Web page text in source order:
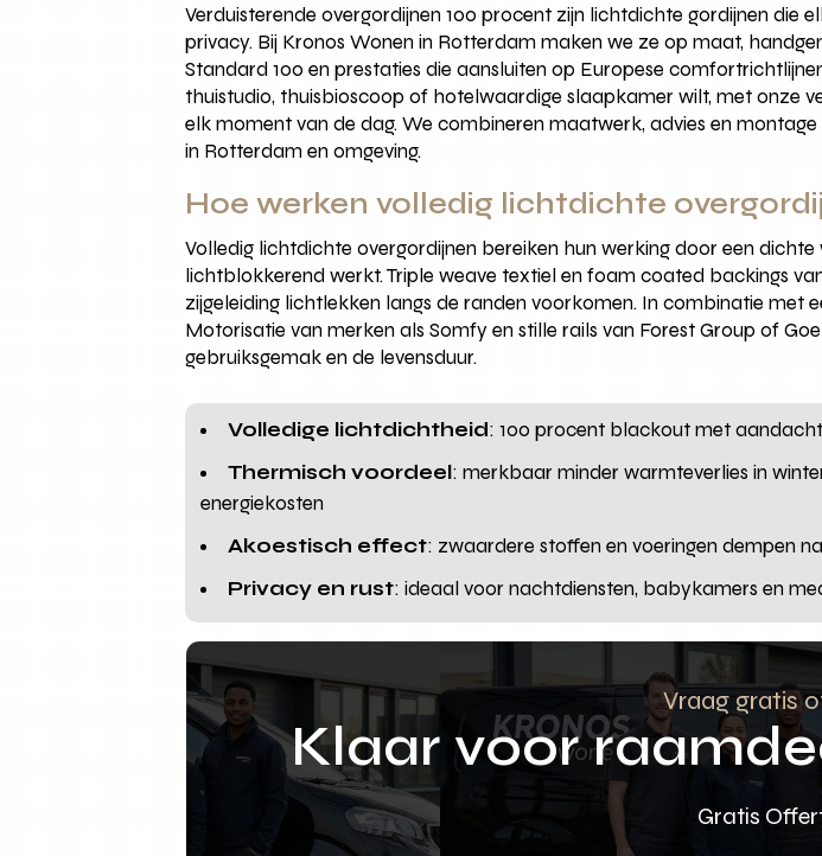
Verduisterende overgordijnen 100 procent zijn lichtdichte gordijnen
privacy. Bij Kronos Wonen in Rotterdam maken we ze op maat,
Standard 100 en prestaties die aansluiten op Europese
thuistudio, thuisbioscoop of hotelwaardige slaapkamer wilt, met onze
elk moment van de dag. We combineren maatwerk, advies en
in Rotterdam en omgeving.
Hoe werken volledig lichtdichte
Volledig lichtdichte overgordijnen bereiken hun werking door een
lichtblokkerend werkt. Triple weave textiel en foam coated backings
zijgeleiding lichtlekken langs de randen voorkomen. In combinatie met
Motorisatie van merken als Somfy en stille rails van Forest Group of
gebruiksgemak en de levensduur.
Volledige lichtdichtheid: 100 procent blackout met
Thermisch voordeel: merkbaar minder warmteverlies in
energiekosten
Akoestisch effect: zwaardere stoffen en voeringen dempen
Privacy en rust: ideaal voor nachtdiensten, babykamers en
Vraag gratis
Klaar voor
Gratis